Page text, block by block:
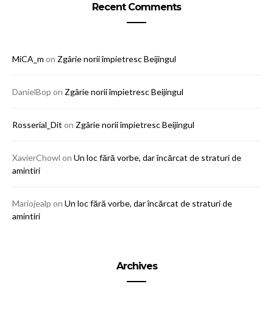
Recent Comments
MiCA_m on Zgârie norii împietresc Beijingul
DanielBop on Zgârie norii împietresc Beijingul
Rosserial_Dit on Zgârie norii împietresc Beijingul
XavierChowl on Un loc fără vorbe, dar încărcat de straturi de
amintiri
Mariojealp on Un loc fără vorbe, dar încărcat de straturi de
amintiri
Archives